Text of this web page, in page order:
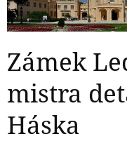
Zámek
mistra
Háska